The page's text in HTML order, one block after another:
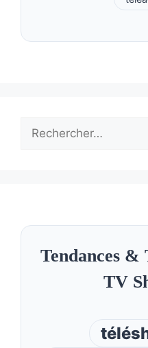
Rechercher :
Tendances &
TV